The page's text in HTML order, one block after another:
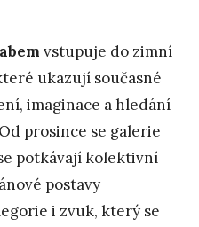
vstupuje do zimní
ukazují současné
imaginace a hledání
prosince se galerie
potkávají kolektivní
postavy
i zvuk, který se